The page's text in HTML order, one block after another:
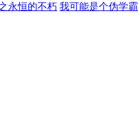
永恒的不朽 我可能是个伪学霸